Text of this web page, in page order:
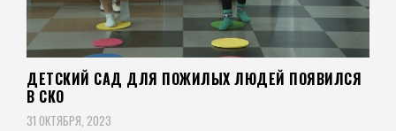
ДЕТСКИЙ САД ДЛЯ ПОЖИЛЫХ ЛЮДЕЙ ПОЯВИЛСЯ
В СКО
31 ОКТЯБРЯ, 2023